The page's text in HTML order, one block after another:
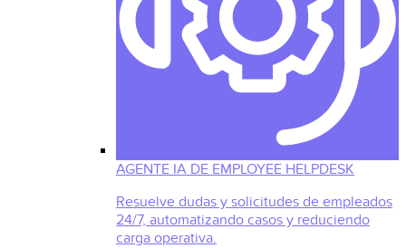
AGENTE IA DE EMPLOYEE HELPDESK
Resuelve dudas y solicitudes de empleados
24/7, automatizando casos y reduciendo
carga operativa.